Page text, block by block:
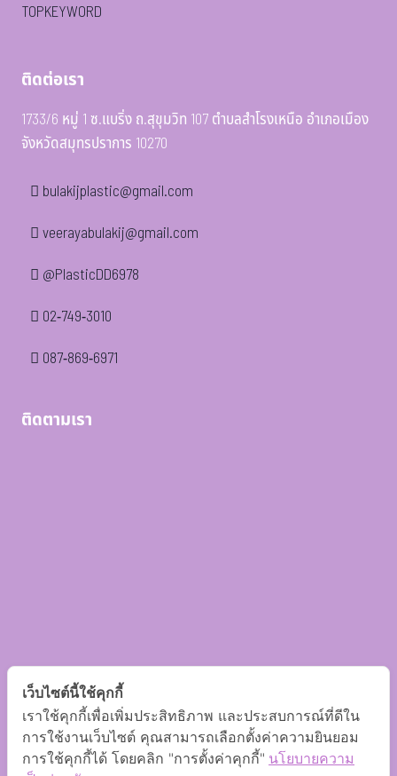
TOPKEYWORD
ติดต่อเรา
1733/6 หมู่ 1 ซ.แบริ่ง ถ.สุขุมวิท 107 ตำบลสำโรงเหนือ อำเภอเมือง
จังหวัดสมุทรปราการ 10270
bulakijplastic@gmail.com
veerayabulakij@gmail.com
@PlasticDD6978
02-749-3010
087-869-6971
ติดตามเรา
เว็บไซต์นี้ใช้คุกกี้
เราใช้คุกกี้เพื่อเพิ่มประสิทธิภาพ และประสบการณ์ที่ดีใน
การใช้งานเว็บไซต์ คุณสามารถเลือกตั้งค่าความยินยอม
การใช้คุกกี้ได้ โดยคลิก "การตั้งค่าคุกกี้" นโยบายความ